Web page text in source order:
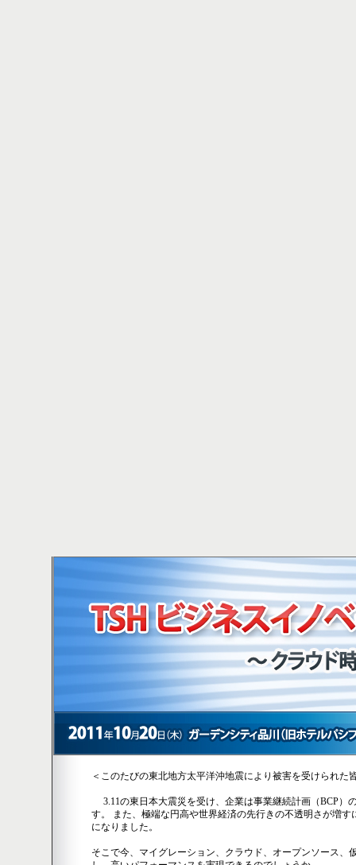
＜このたびの東北地方太平洋沖地震により被害を受けられた
3.11の東日本大震災を受け、企業は事業継続計画（BCP）
す。 また、極端な円高や世界経済の先行きの不透明さが増
になりました。
そこで今、マイグレーション、クラウド、オープンソース